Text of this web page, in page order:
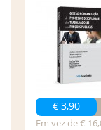
€ 3,90
Em vez de €